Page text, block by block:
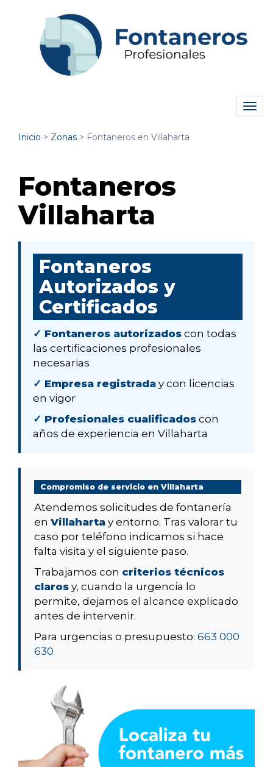
Inicio > Zonas > Fontaneros en Villaharta
Fontaneros
Villaharta
Fontaneros
Autorizados y
Certificados
✓ Fontaneros autorizados con todas
las certificaciones profesionales
necesarias
✓ Empresa registrada y con licencias
en vigor
✓ Profesionales cualificados con
años de experiencia en Villaharta
Compromiso de servicio en Villaharta
Atendemos solicitudes de fontanería
en Villaharta y entorno. Tras valorar tu
caso por teléfono indicamos si hace
falta visita y el siguiente paso.
Trabajamos con criterios técnicos
claros y, cuando la urgencia lo
permite, dejamos el alcance explicado
antes de intervenir.
Para urgencias o presupuesto: 663 000
630